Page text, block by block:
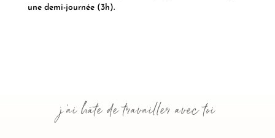
une demi-journée (3h).
j'ai hâte de travailler avec toi